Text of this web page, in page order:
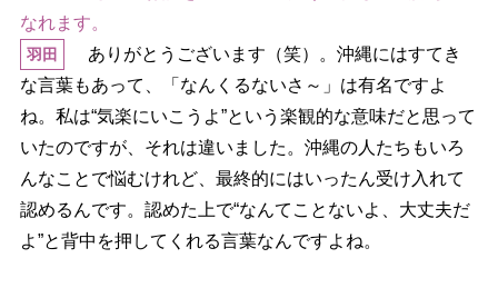
なれます。
羽田
ありがとうございます（笑）。沖縄にはすてき
な言葉もあって、「なんくるないさ～」は有名ですよ
ね。私は“気楽にいこうよ”という楽観的な意味だと思って
いたのですが、それは違いました。沖縄の人たちもいろ
んなことで悩むけれど、最終的にはいったん受け入れて
認めるんです。認めた上で“なんてことないよ、大丈夫だ
よ”と背中を押してくれる言葉なんですよね。